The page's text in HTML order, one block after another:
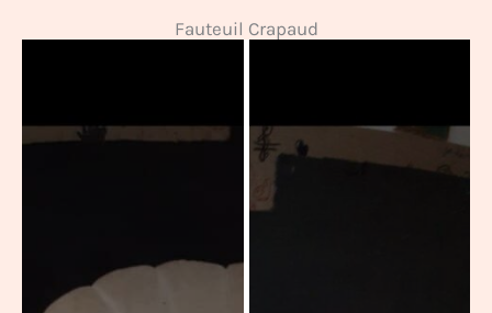
Fauteuil Crapaud